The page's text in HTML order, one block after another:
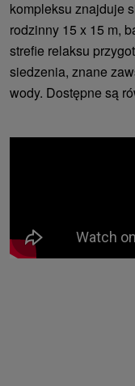
kompleksu znajduje
rodzinny 15 x 15 m,
strefie relaksu
siedzenia, znane
wody. Dostępne są